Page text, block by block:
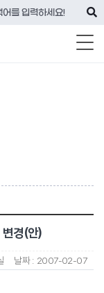
경(안)
날짜 : 2007-02-07